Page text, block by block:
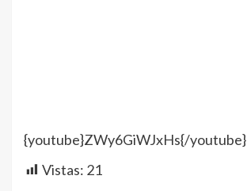
{youtube}ZWy6GiWJxHs{/youtube}
Vistas: 21